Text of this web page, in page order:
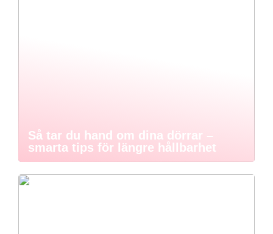
Så tar du hand om dina dörrar –
smarta tips för längre hållbarhet